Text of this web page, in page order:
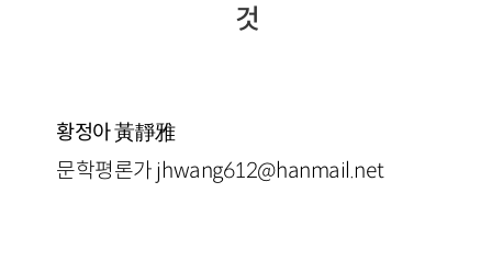
것
황정아黃靜雅
문학평론가 jhwang612@hanmail.net